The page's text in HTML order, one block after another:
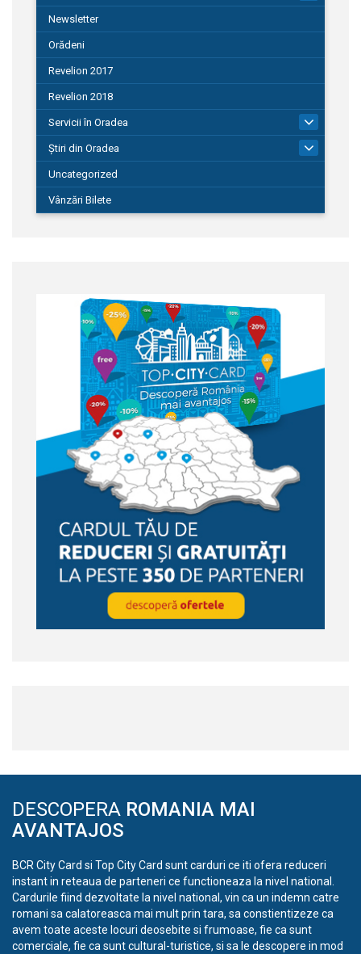
Newsletter
Orădeni
Revelion 2017
Revelion 2018
Servicii în Oradea
Știri din Oradea
Uncategorized
Vânzări Bilete
DESCOPERA ROMANIA MAI
AVANTAJOS
BCR City Card si Top City Card sunt carduri ce iti ofera reduceri
instant in reteaua de parteneri ce functioneaza la nivel national.
Cardurile fiind dezvoltate la nivel national, vin ca un indemn catre
romani sa calatoreasca mai mult prin tara, sa constientizeze ca
avem toate aceste locuri deosebite si frumoase, fie ca sunt
comerciale, fie ca sunt cultural-turistice, si sa le descopere in mod